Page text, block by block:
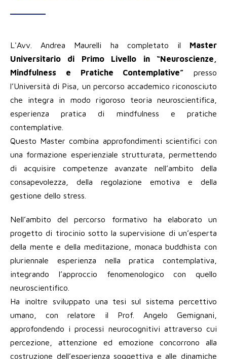
L'Avv. Andrea Maurelli ha completato il Master
Universitario di Primo Livello in “Neuroscienze,
Mindfulness e Pratiche Contemplative” presso
l’Università di Pisa, un percorso accademico riconosciuto
che integra in modo rigoroso teoria neuroscientifica,
esperienza pratica di mindfulness e pratiche
contemplative.
Questo Master combina approfondimenti scientifici con
una formazione esperienziale strutturata, permettendo
di acquisire competenze avanzate nell’ambito della
consapevolezza, della regolazione emotiva e della
gestione dello stress.
Nell’ambito del percorso formativo ha elaborato un
progetto di tirocinio sotto la supervisione di un’esperta
della mente e della meditazione, monaca buddhista con
pluriennale esperienza nella pratica contemplativa,
integrando l’approccio fenomenologico con quello
neuroscientifico.
Ha inoltre sviluppato una tesi sul sistema percettivo
umano, con relatore il Prof. Angelo Gemignani,
approfondendo i processi neurocognitivi attraverso cui
percezione, attenzione ed emozione concorrono alla
costruzione dell’esperienza soggettiva e alle dinamiche